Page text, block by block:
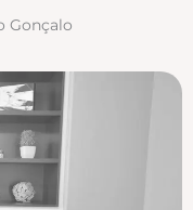
Gonçalo